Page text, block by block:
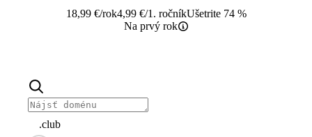
18,99 €/rok4,99 €/1. ročníkUšetrite 74 %
Na prvý rok
.club